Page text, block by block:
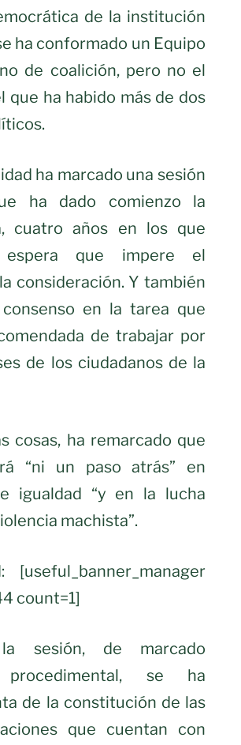
de la institución
ha conformado un Equipo
de coalición, pero no el
que ha habido más de dos
ha marcado una sesión
ha dado comienzo la
cuatro años en los que
espera que impere el
consideración. Y también
en la tarea que
de trabajar por
de los ciudadanos de la
cosas, ha remarcado que
“ni un paso atrás” en
igualdad “y en la lucha
machista”.
[useful_banner_manager
count=1]
sesión, de marcado
procedimental, se ha
de la constitución de las
que cuentan con